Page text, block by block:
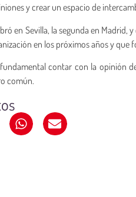
y crear un espacio de
en Sevilla, la segunda en
en los próximos años y que
contar con la opinión
común.